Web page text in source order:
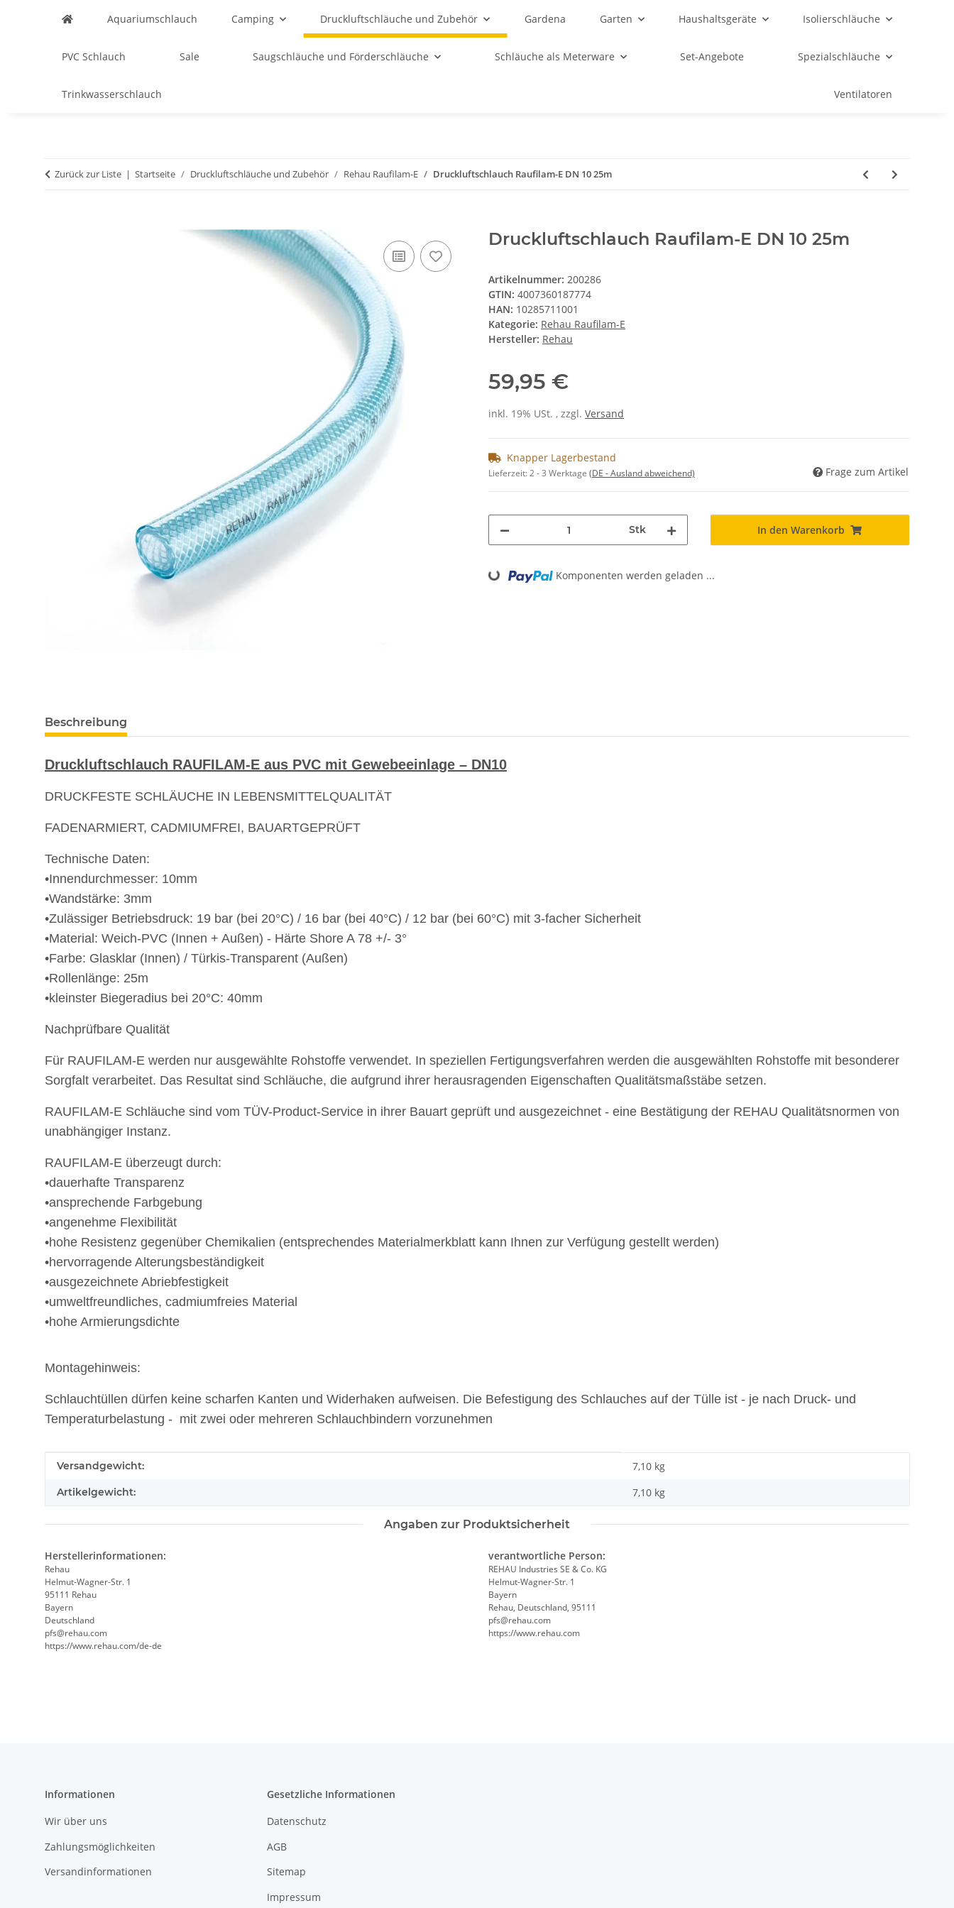
Aquariumschlauch Camping Druckluftschläuche und Zubehör Gardena Garten Haushaltsgeräte Isolierschläuche
PVC Schlauch Sale Saugschläuche und Förderschläuche Schläuche als Meterware Set-Angebote Spezialschläuche
Trinkwasserschlauch Ventilatoren
Zurück zur Liste Startseite Druckluftschläuche und Zubehör Rehau Raufilam-E Druckluftschlauch Raufilam-E DN 10 25m
Druckluftschlauch Raufilam-E DN 10 25m
Artikelnummer: 200286
GTIN: 4007360187774
HAN: 10285711001
Kategorie: Rehau Raufilam-E
Hersteller: Rehau
59,95 €
inkl. 19% USt. , zzgl. Versand
Knapper Lagerbestand
Lieferzeit:2 - 3 Werktage (DE - Ausland abweichend) Frage zum Artikel
Stk In den Warenkorb
Loading... Komponenten werden geladen ...
Beschreibung
Druckluftschlauch RAUFILAM-E aus PVC mit Gewebeeinlage – DN10
DRUCKFESTE SCHLÄUCHE IN LEBENSMITTELQUALITÄT
FADENARMIERT, CADMIUMFREI, BAUARTGEPRÜFT
Technische Daten:
•Innendurchmesser: 10mm
•Wandstärke: 3mm
•Zulässiger Betriebsdruck: 19 bar (bei 20°C) / 16 bar (bei 40°C) / 12 bar (bei 60°C) mit 3-facher Sicherheit
•Material: Weich-PVC (Innen + Außen) - Härte Shore A 78 +/- 3°
•Farbe: Glasklar (Innen) / Türkis-Transparent (Außen)
•Rollenlänge: 25m
•kleinster Biegeradius bei 20°C: 40mm
Nachprüfbare Qualität
Für RAUFILAM-E werden nur ausgewählte Rohstoffe verwendet. In speziellen Fertigungsverfahren werden die ausgewählten Rohstoffe mit besonderer
Sorgfalt verarbeitet. Das Resultat sind Schläuche, die aufgrund ihrer herausragenden Eigenschaften Qualitätsmaßstäbe setzen.
RAUFILAM-E Schläuche sind vom TÜV-Product-Service in ihrer Bauart geprüft und ausgezeichnet - eine Bestätigung der REHAU Qualitätsnormen von
unabhängiger Instanz.
RAUFILAM-E überzeugt durch:
•dauerhafte Transparenz
•ansprechende Farbgebung
•angenehme Flexibilität
•hohe Resistenz gegenüber Chemikalien (entsprechendes Materialmerkblatt kann Ihnen zur Verfügung gestellt werden)
•hervorragende Alterungsbeständigkeit
•ausgezeichnete Abriebfestigkeit
•umweltfreundliches, cadmiumfreies Material
•hohe Armierungsdichte
Montagehinweis:
Schlauchtüllen dürfen keine scharfen Kanten und Widerhaken aufweisen. Die Befestigung des Schlauches auf der Tülle ist - je nach Druck- und
Temperaturbelastung - mit zwei oder mehreren Schlauchbindern vorzunehmen
Produkteigenschaft
Wert
Versandgewicht: 7,10 kg
Artikelgewicht: 7,10 kg
Angaben zur Produktsicherheit
Herstellerinformationen:
Rehau
Helmut-Wagner-Str. 1
95111 Rehau
Bayern
Deutschland
pfs@rehau.com
https://www.rehau.com/de-de
verantwortliche Person:
REHAU Industries SE & Co. KG
Helmut-Wagner-Str. 1
Bayern
Rehau, Deutschland, 95111
pfs@rehau.com
https://www.rehau.com
Informationen
Wir über uns
Zahlungsmöglichkeiten
Versandinformationen
Gesetzliche Informationen
Datenschutz
AGB
Sitemap
Impressum